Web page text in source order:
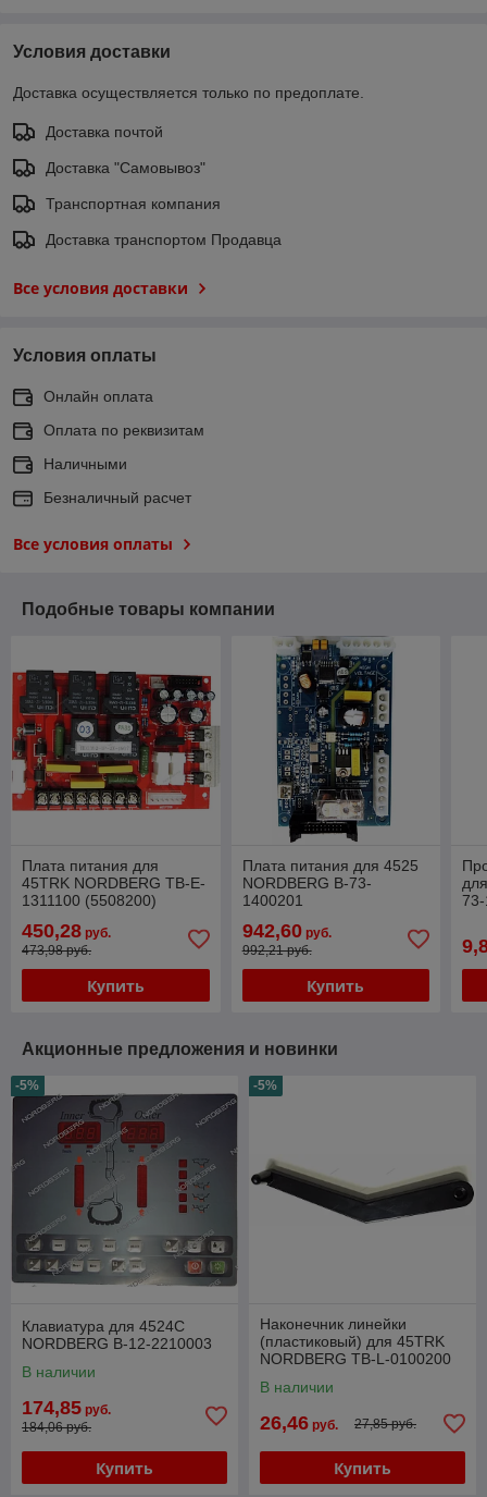
Условия доставки
Доставка осуществляется только по предоплате.
Доставка почтой
Доставка "Самовывоз"
Транспортная компания
Доставка транспортом Продавца
Все условия доставки
Условия оплаты
Онлайн оплата
Оплата по реквизитам
Наличными
Безналичный расчет
Все условия оплаты
Подобные товары компании
Плата питания для
45TRK NORDBERG TB-E-
1311100 (5508200)
450,28 руб.
473,98 руб.
Купить
Плата питания для 4525
NORDBERG B-73-
1400201
942,60руб.
992,21 руб.
Купить
Акционные предложения и новинки
-5%
Клавиатура для 4524C
NORDBERG B-12-2210003
В наличии
174,85 руб.
184,06 руб.
Купить
-5%
Наконечник линейки
(пластиковый) для 45TRK
NORDBERG TB-L-0100200
В наличии
26,46 руб. 27,85 руб.
Купить